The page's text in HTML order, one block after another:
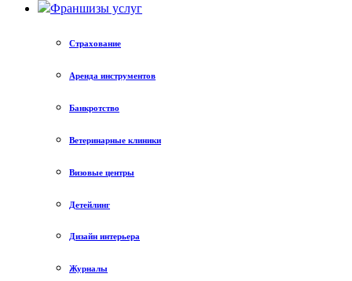
Франшизы услуг
Страхование
Аренда инструментов
Банкротство
Ветеринарные клиники
Визовые центры
Детейлинг
Дизайн интерьера
Журналы